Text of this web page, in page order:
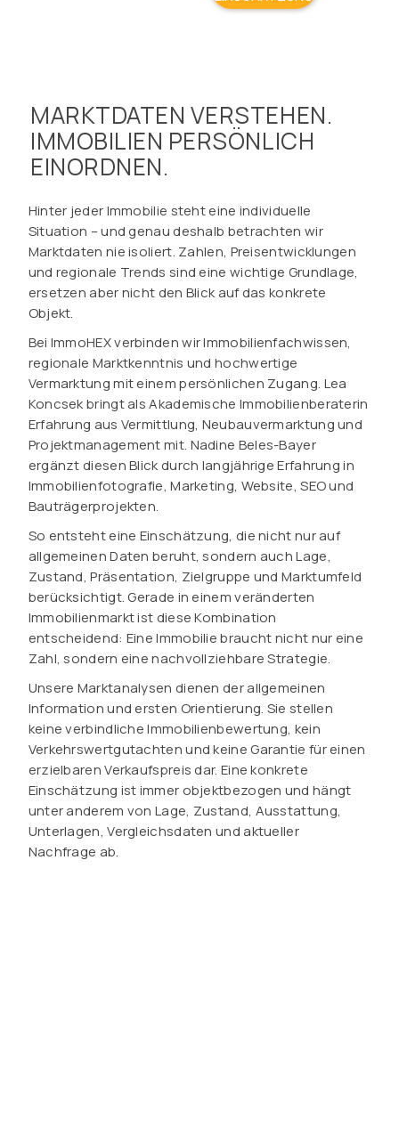
MARKTDATEN VERSTEHEN.
IMMOBILIEN PERSÖNLICH
EINORDNEN.
Hinter jeder Immobilie steht eine individuelle
Situation – und genau deshalb betrachten wir
Marktdaten nie isoliert. Zahlen, Preisentwicklungen
und regionale Trends sind eine wichtige Grundlage,
ersetzen aber nicht den Blick auf das konkrete
Objekt.
Bei ImmoHEX verbinden wir Immobilienfachwissen,
regionale Marktkenntnis und hochwertige
Vermarktung mit einem persönlichen Zugang. Lea
Koncsek bringt als Akademische Immobilienberaterin
Erfahrung aus Vermittlung, Neubauvermarktung und
Projektmanagement mit. Nadine Beles-Bayer
ergänzt diesen Blick durch langjährige Erfahrung in
Immobilienfotografie, Marketing, Website, SEO und
Bauträgerprojekten.
So entsteht eine Einschätzung, die nicht nur auf
allgemeinen Daten beruht, sondern auch Lage,
Zustand, Präsentation, Zielgruppe und Marktumfeld
berücksichtigt. Gerade in einem veränderten
Immobilienmarkt ist diese Kombination
entscheidend: Eine Immobilie braucht nicht nur eine
Zahl, sondern eine nachvollziehbare Strategie.
Unsere Marktanalysen dienen der allgemeinen
Information und ersten Orientierung. Sie stellen
keine verbindliche Immobilienbewertung, kein
Verkehrswertgutachten und keine Garantie für einen
erzielbaren Verkaufspreis dar. Eine konkrete
Einschätzung ist immer objektbezogen und hängt
unter anderem von Lage, Zustand, Ausstattung,
Unterlagen, Vergleichsdaten und aktueller
Nachfrage ab.